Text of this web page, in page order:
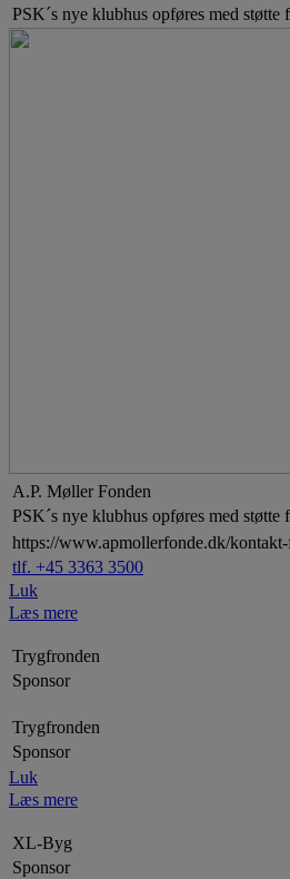
PSK´s nye klubhus opføres med støtte
A.P. Møller Fonden
PSK´s nye klubhus opføres med støtte
https://www.apmollerfonde.dk/
tlf. +45 3363 3500
Luk
Læs mere
Trygfronden
Sponsor
Trygfronden
Sponsor
Luk
Læs mere
XL-Byg
Sponsor